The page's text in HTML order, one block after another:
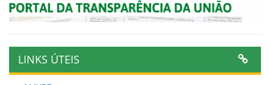
LINKS ÚTEIS